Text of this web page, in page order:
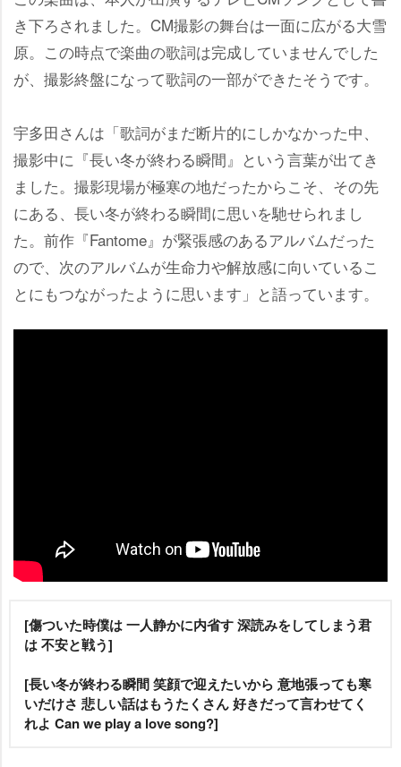
き下ろされました。CM撮影の舞台は一面に広がる大雪
原。この時点で楽曲の歌詞は完成していませんでした
が、撮影終盤になって歌詞の一部ができたそうです。
宇多田さんは「歌詞がまだ断片的にしかなかった中、
撮影中に『長い冬が終わる瞬間』という言葉が出てき
ました。撮影現場が極寒の地だったからこそ、その先
にある、長い冬が終わる瞬間に思いを馳せられまし
た。前作『Fantome』が緊張感のあるアルバムだった
ので、次のアルバムが生命力や解放感に向いているこ
とにもつながったように思います」と語っています。
[傷ついた時僕は 一人静かに内省す 深読みをしてしまう君
は 不安と戦う]
[長い冬が終わる瞬間 笑顔で迎えたいから 意地張っても寒
いだけさ 悲しい話はもうたくさん 好きだって言わせてく
れよ Can we play a love song?]